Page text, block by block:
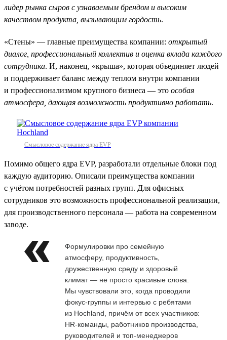
лидер рынка сыров с узнаваемым брендом и высоким
качеством продукта, вызывающим гордость.
«Стены» — главные преимущества компании: открытый
диалог, профессиональный коллектив и оценка вклада каждого
сотрудника. И, наконец, «крыша», которая объединяет людей
и поддерживает баланс между теплом внутри компании
и профессионализмом крупного бизнеса — это особая
атмосфера, дающая возможность продуктивно работать.
Смысловое содержание ядра EVP
Помимо общего ядра EVP, разработали отдельные блоки под
каждую аудиторию. Описали преимущества компании
с учётом потребностей разных групп. Для офисных
сотрудников это возможность профессиональной реализации,
для производственного персонала — работа на современном
заводе.
Формулировки про семейную
атмосферу, продуктивность,
дружественную среду и здоровый
климат — не просто красивые слова.
Мы чувствовали это, когда проводили
фокус-группы и интервью с ребятами
из Hochland, причём от всех участников:
HR-команды, работников производства,
руководителей и топ-менеджеров